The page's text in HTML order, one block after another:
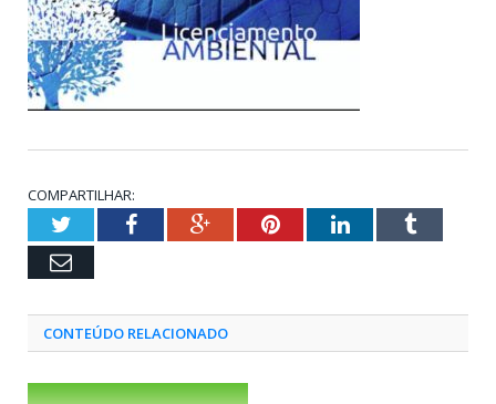
COMPARTILHAR:
TwitterFacebookGoogle+PinterestLinkedInTumblr
Email
CONTEÚDO RELACIONADO